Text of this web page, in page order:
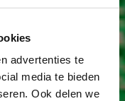
advertenties te
media te bieden
Ook delen we